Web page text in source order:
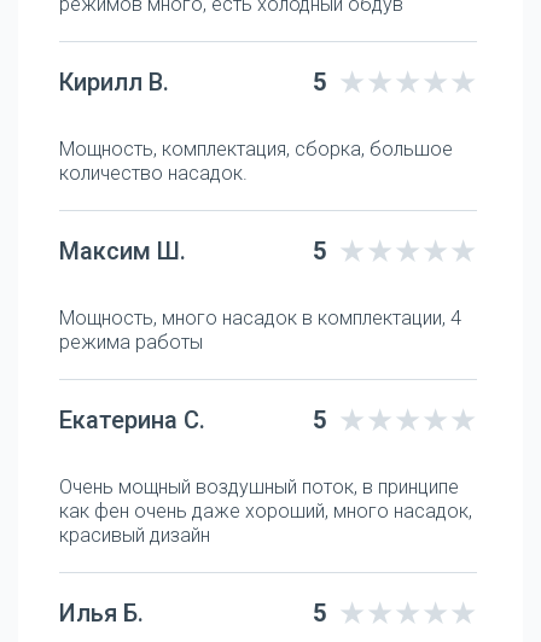
режимов много, есть холодный обдув
Кирилл В. 5
Мощность, комплектация, сборка, большое
количество насадок.
Максим Ш. 5
Мощность, много насадок в комплектации, 4
режима работы
Екатерина С. 5
Очень мощный воздушный поток, в принципе
как фен очень даже хороший, много насадок,
красивый дизайн
Илья Б. 5